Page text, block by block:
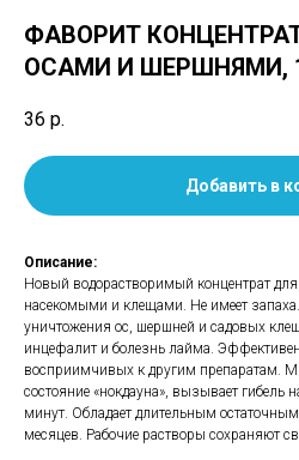
ФАВОРИТ
ОСАМИ И ШЕРШНЯМИ,
36 р.
Добавить в
Описание:
Новый водорастворимый концентрат
насекомыми и клещами. Не имеет
уничтожения ос, шершней и садовых
инцефалит и болезнь лайма.
восприимчивых к другим препаратам.
состояние «нокдауна», вызывает гибель
минут. Обладает длительным
месяцев. Рабочие растворы сохраняют